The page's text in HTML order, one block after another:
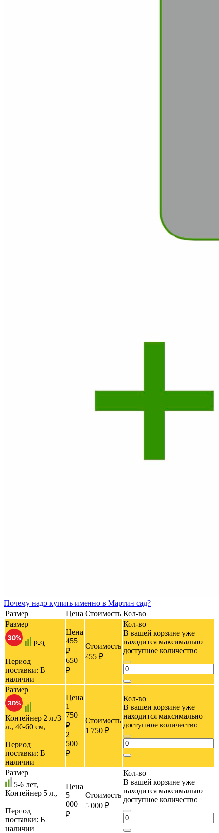
Почему надо купить именно в Мартин сад?
Размер
Цена Стоимость Кол-во
Размер
P-9,
Период
поставки: В
наличии
Цена
455
₽
650
₽
Стоимость
455 ₽
Кол-во
В вашей корзине уже
находится максимально
доступное количество
Размер
Контейнер 2 л./3
л., 40-60 cм,
Период
поставки: В
наличии
Цена
1
750
₽
2
500
₽
Стоимость
1 750 ₽
Кол-во
В вашей корзине уже
находится максимально
доступное количество
Размер
5-6 лет,
Контейнер 5 л.,
Период
поставки: В
наличии
Цена
5
000
₽
Стоимость
5 000 ₽
Кол-во
В вашей корзине уже
находится максимально
доступное количество